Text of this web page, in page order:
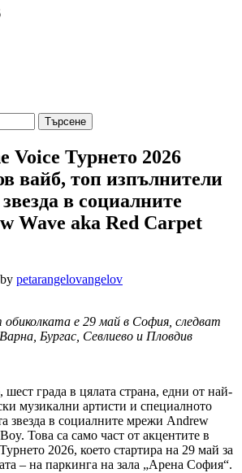
Voice Турнето 2026
вайб, топ изпълнители
в социалните
Wave aka Red Carpet
by petarangelovangelov
е 29 май в София, следват
Бургас, Севлиево и Пловдив
града в цялата страна, едни от най-
музикални артисти и специалното
звезда в социалните мрежи Andrew
Това са само част от акцентите в
2026, което стартира на 29 май за
– на паркинга на зала „Арена София“.